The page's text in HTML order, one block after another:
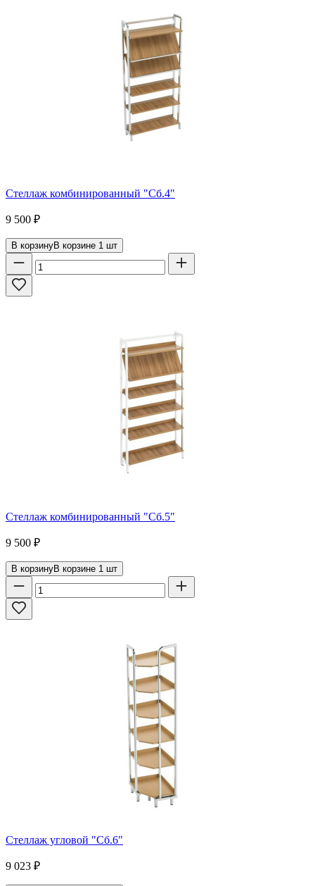
Стеллаж комбинированный "Сб.4"
9 500 ₽
В корзинуВ корзине 1 шт
Стеллаж комбинированный "Сб.5"
9 500 ₽
В корзинуВ корзине 1 шт
Стеллаж угловой "Сб.6"
9 023 ₽